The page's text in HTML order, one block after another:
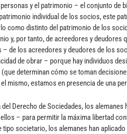
y el patrimonio – el conjunto de
individual de los socios, este
como distinto del patrimonio de los
y, por tanto, de acreedores y deudores
de los acreedores y deudores de los
de obrar – porque hay individuos
determinan cómo se toman
mismo, estamos en presencia de una
Derecho de Sociedades, los
– para permitir la máxima libertad
tipo societario, los alemanes han